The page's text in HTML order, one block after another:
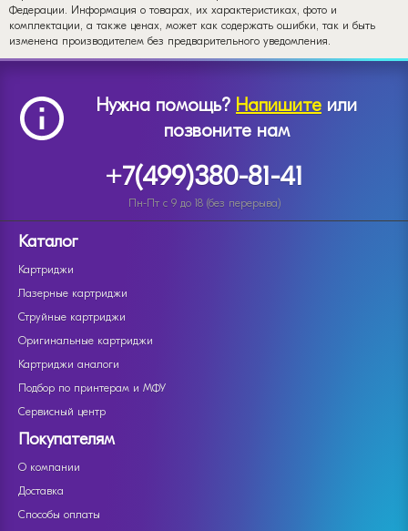
Федерации. Информация о товарах, их характеристиках, фото и
комплектации, а также ценах, может как содержать ошибки, так и быть
изменена производителем без предварительного уведомления.
Нужна помощь? Напишите или
позвоните нам
+7(499)380-81-41
Пн-Пт с 9 до 18 (без перерыва)
Каталог
Картриджи
Лазерные картриджи
Струйные картриджи
Оригинальные картриджи
Картриджи аналоги
Подбор по принтерам и МФУ
Сервисный центр
Покупателям
О компании
Доставка
Способы оплаты